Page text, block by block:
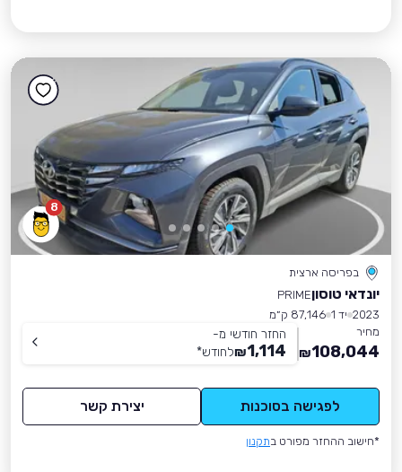
8
בפריסה ארצית
יונדאי טוסוןPRIME
2023 יד 1
87,146 ק״מ
מחיר
108,044
₪
החזר חודשי מ-
1,114
₪לחודש*
לפגישה בסוכנות יצירת קשר
*חישוב ההחזר מפורט בתקנון